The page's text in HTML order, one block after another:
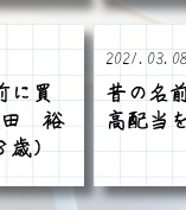
に買
田 裕
）
昔の名
高配当